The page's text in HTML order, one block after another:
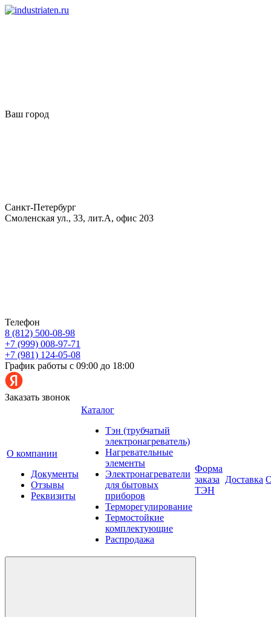
Ваш город
Санкт-Петербург
Смоленская ул., 33, лит.А, офис 203
Телефон
8 (812) 500-08-98
+7 (999) 008-97-71
+7 (981) 124-05-08
График работы с 09:00 до 18:00
Заказать звонок
О компании
Документы
Отзывы
Реквизиты
Каталог
Тэн (трубчатый
электронагреватель)
Нагревательные
элементы
Электронагреватели
для бытовых
приборов
Терморегулирование
Термостойкие
комплектующие
Распродажа
Форма
заказа
ТЭН
Доставка